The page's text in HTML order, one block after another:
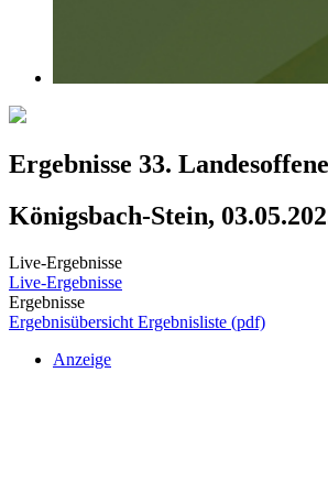
Ergebnisse 33.
Königsbach-Stein,
Live-Ergebnisse
Live-Ergebnisse
Ergebnisse
Ergebnisübersicht Ergebnisliste (pdf)
Anzeige